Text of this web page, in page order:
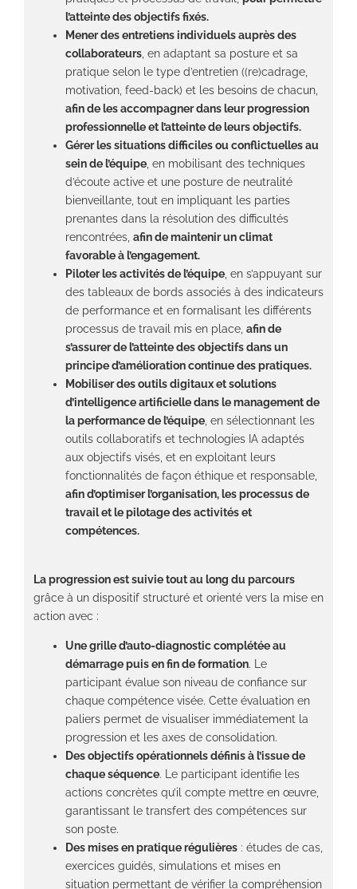
l’atteinte des objectifs fixés.
Mener des entretiens individuels auprès des
collaborateurs, en adaptant sa posture et sa
pratique selon le type d’entretien ((re)cadrage,
motivation, feed-back) et les besoins de chacun,
afin de les accompagner dans leur progression
professionnelle et l’atteinte de leurs objectifs.
Gérer les situations difficiles ou conflictuelles au
sein de l’équipe, en mobilisant des techniques
d’écoute active et une posture de neutralité
bienveillante, tout en impliquant les parties
prenantes dans la résolution des difficultés
rencontrées, afin de maintenir un climat
favorable à l’engagement.
Piloter les activités de l’équipe, en s’appuyant sur
des tableaux de bords associés à des indicateurs
de performance et en formalisant les différents
processus de travail mis en place, afin de
s’assurer de l’atteinte des objectifs dans un
principe d’amélioration continue des pratiques.
Mobiliser des outils digitaux et solutions
d’intelligence artificielle dans le management de
la performance de l’équipe, en sélectionnant les
outils collaboratifs et technologies IA adaptés
aux objectifs visés, et en exploitant leurs
fonctionnalités de façon éthique et responsable,
afin d’optimiser l’organisation, les processus de
travail et le pilotage des activités et
compétences.
La progression est suivie tout au long du parcours
grâce à un dispositif structuré et orienté vers la mise en
action avec :
Une grille d’auto-diagnostic complétée au
démarrage puis en fin de formation. Le
participant évalue son niveau de confiance sur
chaque compétence visée. Cette évaluation en
paliers permet de visualiser immédiatement la
progression et les axes de consolidation.
Des objectifs opérationnels définis à l’issue de
chaque séquence. Le participant identifie les
actions concrètes qu’il compte mettre en œuvre,
garantissant le transfert des compétences sur
son poste.
Des mises en pratique régulières : études de cas,
exercices guidés, simulations et mises en
situation permettant de vérifier la compréhension